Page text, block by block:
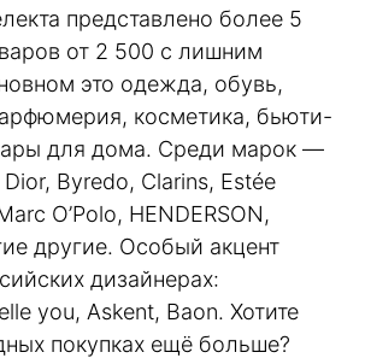
представлено более 5
от 2 500 с лишним
это одежда, обувь,
косметика, бьюти-
для дома. Среди марок —
Byredo, Clarins, Estée
O’Polo, HENDERSON,
другие. Особый акцент
дизайнерах:
you, Askent, Baon. Хотите
покупках ещё больше?